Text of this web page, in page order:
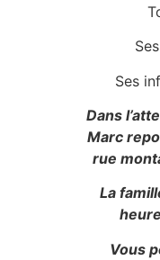
Ses
Dans
Marc
rue
La
Vous